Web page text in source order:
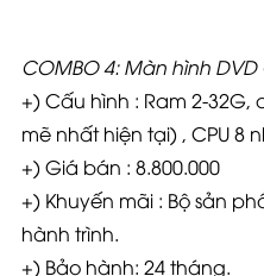
COMBO 4: Màn hình DVD
+) Cấu hình : Ram 2-32G,
mẽ nhất hiện tại) , CPU 8
+) Giá bán : 8.800.000
+) Khuyến mãi : Bộ sản
hành trình.
+) Bảo hành: 24 tháng.